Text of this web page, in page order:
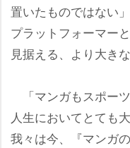
置いたものではない
プラットフォーマー
見据える、より大き
「マンガもスポー
人生においてとても
我々は今、『マンガ